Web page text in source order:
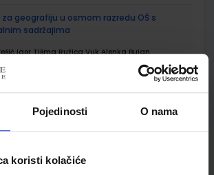
Pojedinosti O nama
koristi kolačiće
za geografiju u osmom razredu OŠ s
sadržajima
Igor Tišma Ružica Vuk Alenka Bujan
KNJIGA d.d. Registarski broj ministarstva:7625
CIJENA:13,24 €